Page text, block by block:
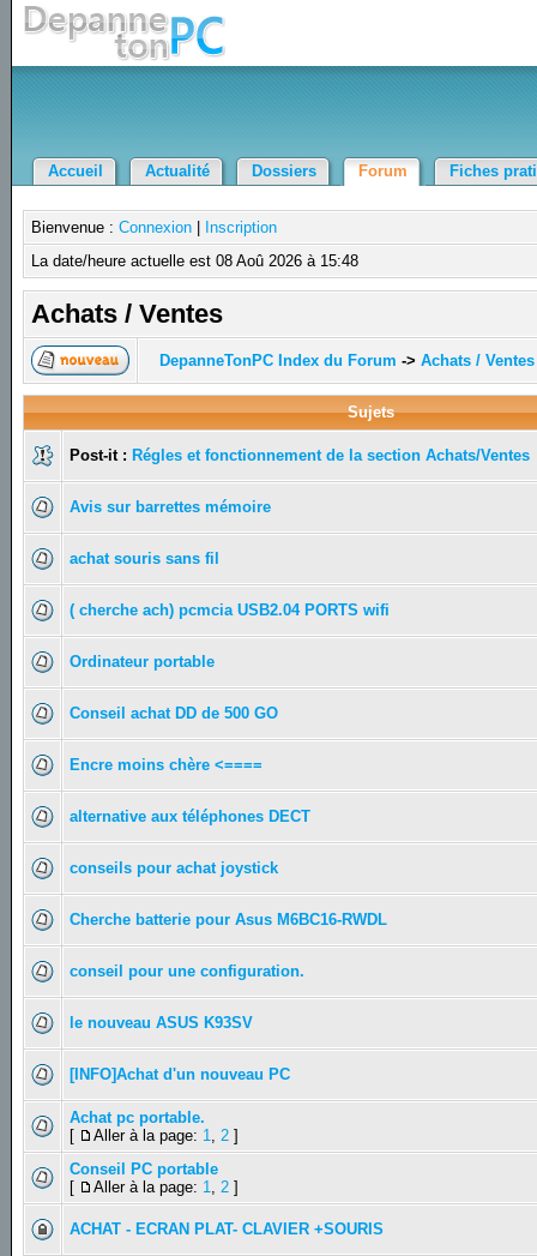
Accueil Actualité Dossiers Forum Fiches
Bienvenue :Connexion
Inscription
La date/heure actuelle est 08 Aoû 2026 à 15:48
Achats / Ventes
DepanneTonPC Index du Forum ->Achats / Ventes
Sujets
Post-it : Régles et fonctionnement de la section Achats/Ventes
Avis sur barrettes mémoire
achat souris sans fil
( cherche ach) pcmcia USB2.04 PORTS wifi
Ordinateur portable
Conseil achat DD de 500 GO
Encre moins chère <====
alternative aux téléphones DECT
conseils pour achat joystick
Cherche batterie pour Asus M6BC16-RWDL
conseil pour une configuration.
le nouveau ASUS K93SV
[INFO]Achat d'un nouveau PC
Achat pc portable.
[
Aller à la page: 1,2 ]
Conseil PC portable
[
Aller à la page: 1,2 ]
ACHAT - ECRAN PLAT- CLAVIER +SOURIS